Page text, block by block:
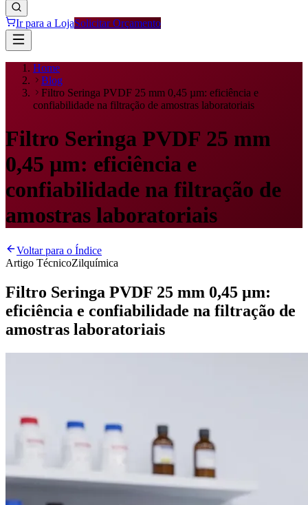
Ir para a LojaSolicitar Orçamento
Home
Blog
Filtro Seringa PVDF 25 mm 0,45 µm: eficiência e
confiabilidade na filtração de amostras laboratoriais
Filtro Seringa PVDF 25 mm
0,45 µm: eficiência e
confiabilidade na filtração de
amostras laboratoriais
Voltar para o Índice
Artigo TécnicoZilquímica
Filtro Seringa PVDF 25 mm 0,45 µm:
eficiência e confiabilidade na filtração de
amostras laboratoriais